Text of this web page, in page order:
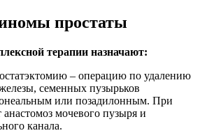
простаты
терапии назначают:
– операцию по удалению
семенных пузырьков
или позадилонным. При
мочевого пузыря и
канала.